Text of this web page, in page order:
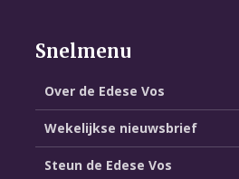
Snelmenu
Over de Edese Vos
Wekelijkse nieuwsbrief
Steun de Edese Vos